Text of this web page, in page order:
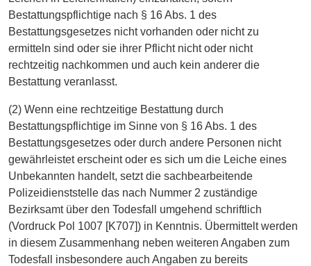
Bestattungspflichtige nach § 16 Abs. 1 des
Bestattungsgesetzes nicht vorhanden oder nicht zu
ermitteln sind oder sie ihrer Pflicht nicht oder nicht
rechtzeitig nachkommen und auch kein anderer die
Bestattung veranlasst.
(2) Wenn eine rechtzeitige Bestattung durch
Bestattungspflichtige im Sinne von § 16 Abs. 1 des
Bestattungsgesetzes oder durch andere Personen nicht
gewährleistet erscheint oder es sich um die Leiche eines
Unbekannten handelt, setzt die sachbearbeitende
Polizeidienststelle das nach Nummer 2 zuständige
Bezirksamt über den Todesfall umgehend schriftlich
(Vordruck Pol 1007 [K707]) in Kenntnis. Übermittelt werden
in diesem Zusammenhang neben weiteren Angaben zum
Todesfall insbesondere auch Angaben zu bereits